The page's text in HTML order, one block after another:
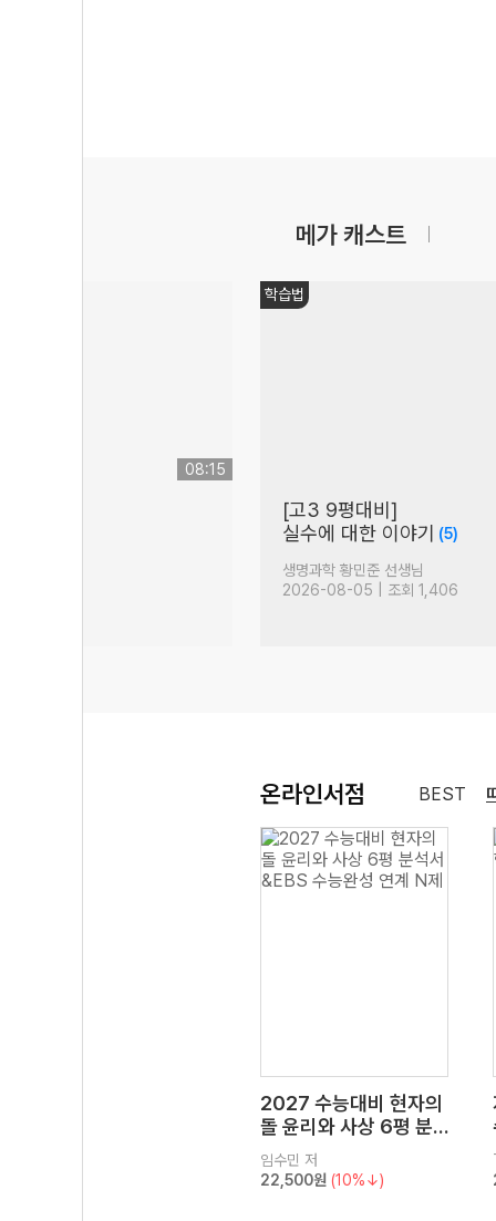
메가 캐스트
08:15
학습법
[고3 9평대비]
실수에 대한 이야기
(5)
생명과학 황민준 선생님
2026-08-05 | 조회 1,406
온라인서점 BEST
2027 수능대비 현자의
돌 윤리와 사상 6평 분
석서&EBS 수능완성 연
계 N제
임수민 저
22,500원 (10%↓)